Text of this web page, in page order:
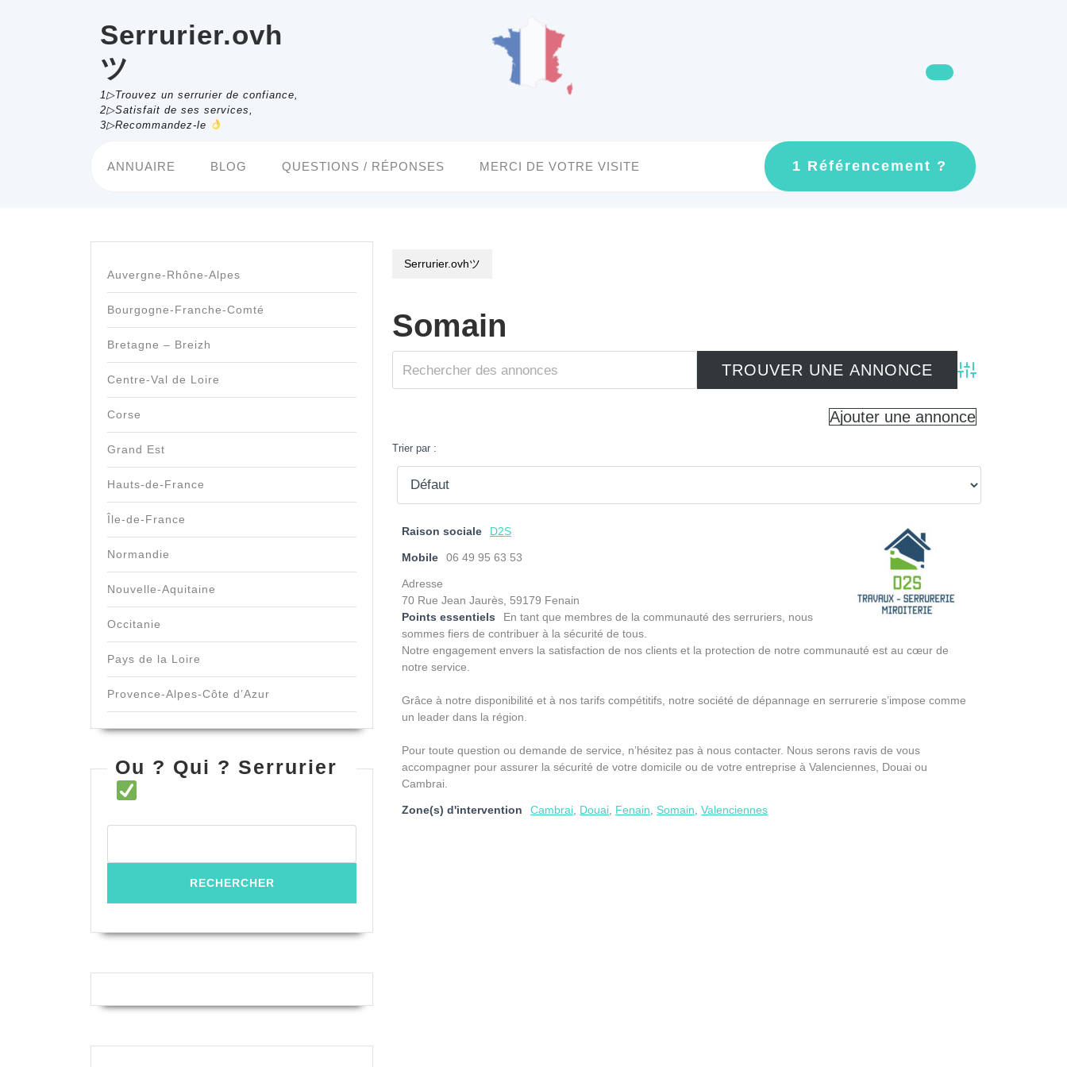
Serrurier.ovh
ツ
1▷Trouvez un serrurier de confiance,
2▷Satisfait de ses services,
3▷Recommandez-le
ANNUAIRE BLOG QUESTIONS / RÉPONSES MERCI DE VOTRE VISITE 1 Référencement ?
GET
AN
Auvergne-Rhône-Alpes
Bourgogne-Franche-Comté
Bretagne – Breizh
Centre-Val de Loire
Corse
Grand Est
Hauts-de-France
Île-de-France
Normandie
Nouvelle-Aquitaine
Occitanie
Pays de la Loire
Provence-Alpes-Côte d’Azur
Ou ? Qui ? Serrurier
Serrurier.ovhツ
Somain
Advanced Search
Ajouter une annonce
Trier par :
Raison sociale D2S
Mobile 06 49 95 63 53
Adresse
70 Rue Jean Jaurès, 59179 Fenain
Points essentiels
En tant que membres de la communauté des serruriers, nous
sommes fiers de contribuer à la sécurité de tous.
Notre engagement envers la satisfaction de nos clients et la protection de notre communauté est au cœur de
notre service.
Grâce à notre disponibilité et à nos tarifs compétitifs, notre société de dépannage en serrurerie s’impose comme
un leader dans la région.
Pour toute question ou demande de service, n’hésitez pas à nous contacter. Nous serons ravis de vous
accompagner pour assurer la sécurité de votre domicile ou de votre entreprise à Valenciennes, Douai ou
Cambrai.
Zone(s) d'intervention Cambrai Douai Fenain Somain Valenciennes